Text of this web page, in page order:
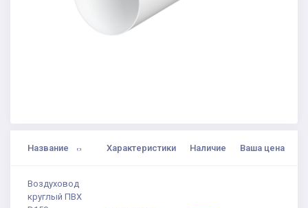
Название Характеристики Наличие Ваша цена
Воздуховод
круглый ПВХ